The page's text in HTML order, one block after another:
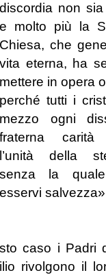
discordia non
e molto più la
Chiesa, che
vita eterna, ha
mettere in opera
perché tutti i
mezzo ogni
fraterna carità
l’unità della
senza la
esservi salvezza»
caso i Padri
rivolgono il